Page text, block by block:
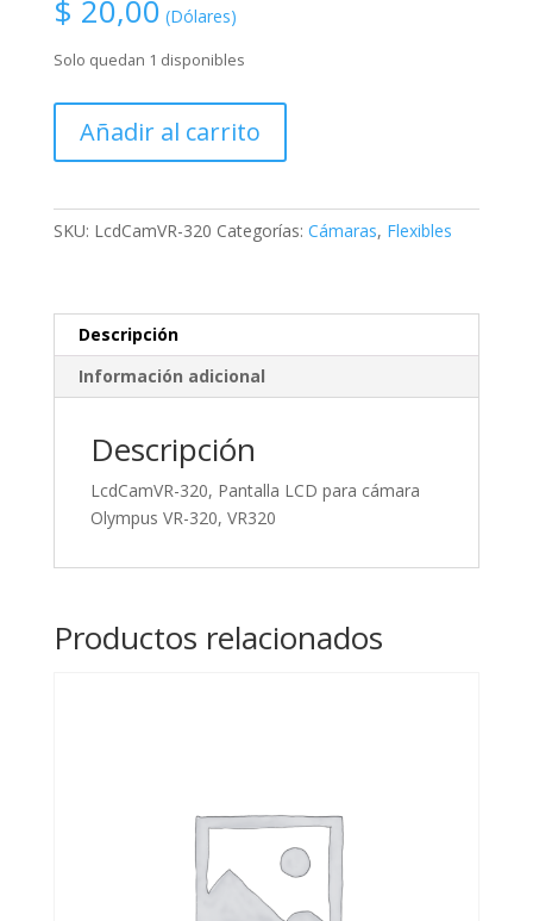
$ 20,00 (Dólares)
Solo quedan 1 disponibles
320,
para
320,
VR320
cantidad
Añadir al carrito
SKU: LcdCamVR-320 Categorías: Cámaras, Flexibles
Descripción
Información adicional
Descripción
LcdCamVR-320, Pantalla LCD para cámara
Olympus VR-320, VR320
Productos relacionados